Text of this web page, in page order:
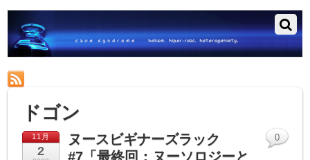
ドゴン
11月
2
ヌースビギナーズラック
#7「最終回：ヌーソロジーと
0